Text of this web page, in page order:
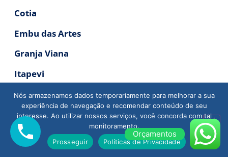
Cotia
Embu das Artes
Granja Viana
Itapevi
Jaguaré
Jandira
Jaraguá
Orçamentos
Nós armazenamos dados temporariamente para melhorar a sua
experiência de navegação e recomendar conteúdo de seu
interesse. Ao utilizar nossos serviços, você concorda com tal
monitoramento.
Prosseguir
Políticas de Privacidade